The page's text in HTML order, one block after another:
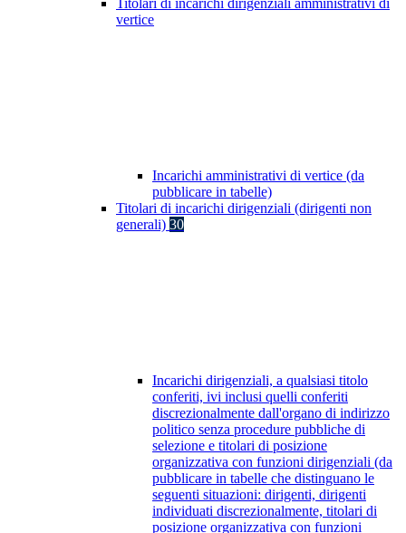
Titolari di incarichi dirigenziali amministrativi di
vertice
Incarichi amministrativi di vertice (da
pubblicare in tabelle)
Titolari di incarichi dirigenziali (dirigenti non
generali) 30
Incarichi dirigenziali, a qualsiasi titolo
conferiti, ivi inclusi quelli conferiti
discrezionalmente dall'organo di indirizzo
politico senza procedure pubbliche di
selezione e titolari di posizione
organizzativa con funzioni dirigenziali (da
pubblicare in tabelle che distinguano le
seguenti situazioni: dirigenti, dirigenti
individuati discrezionalmente, titolari di
posizione organizzativa con funzioni